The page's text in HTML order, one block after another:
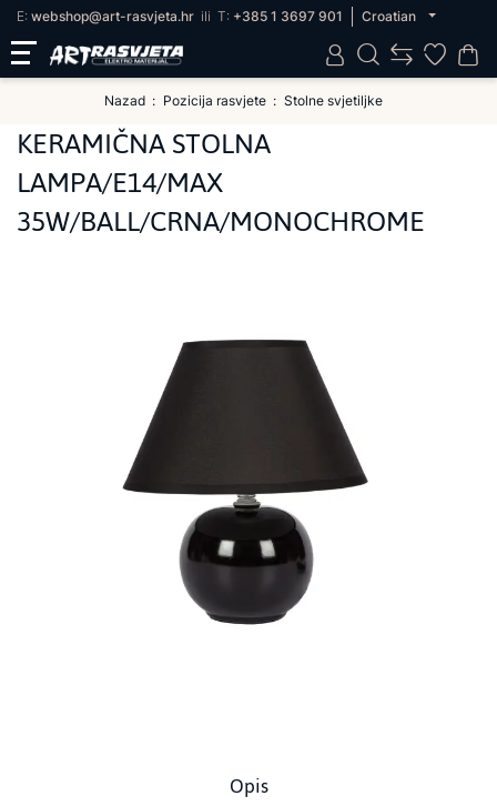
E: webshop@art-rasvjeta.hr ili T: +385 1 3697 901 Croatian
Nazad Pozicija rasvjete Stolne svjetiljke
KERAMIČNA STOLNA
LAMPA/E14/MAX
35W/BALL/CRNA/MONOCHROME
Opis